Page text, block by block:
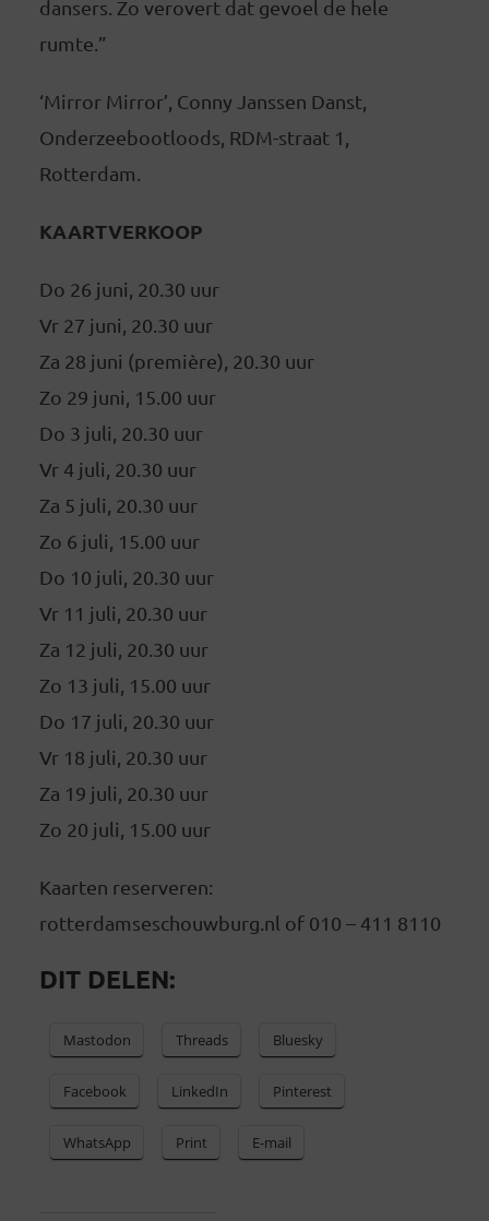
dansers. Zo verovert dat gevoel de hele
rumte.”
‘Mirror Mirror’, Conny Janssen Danst,
Onderzeebootloods, RDM-straat 1,
Rotterdam.
KAARTVERKOOP
Do 26 juni, 20.30 uur
Vr 27 juni, 20.30 uur
Za 28 juni (première), 20.30 uur
Zo 29 juni, 15.00 uur
Do 3 juli, 20.30 uur
Vr 4 juli, 20.30 uur
Za 5 juli, 20.30 uur
Zo 6 juli, 15.00 uur
Do 10 juli, 20.30 uur
Vr 11 juli, 20.30 uur
Za 12 juli, 20.30 uur
Zo 13 juli, 15.00 uur
Do 17 juli, 20.30 uur
Vr 18 juli, 20.30 uur
Za 19 juli, 20.30 uur
Zo 20 juli, 15.00 uur
Kaarten reserveren:
rotterdamseschouwburg.nl of 010 – 411 8110
DIT DELEN:
Mastodon Threads Bluesky
Facebook LinkedIn Pinterest
WhatsApp Print E-mail